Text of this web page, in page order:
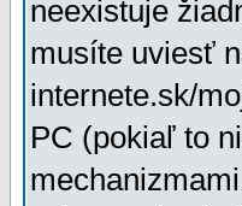
neexistuje
musíte uviesť
internete.sk/
PC (pokiaľ to